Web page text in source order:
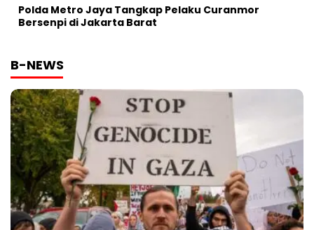
Polda Metro Jaya Tangkap Pelaku Curanmor
Bersenpi di Jakarta Barat
B-NEWS